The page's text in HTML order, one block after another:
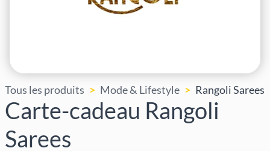
Tous les produits Mode & Lifestyle Rangoli Sarees
Carte-cadeau Rangoli
Sarees